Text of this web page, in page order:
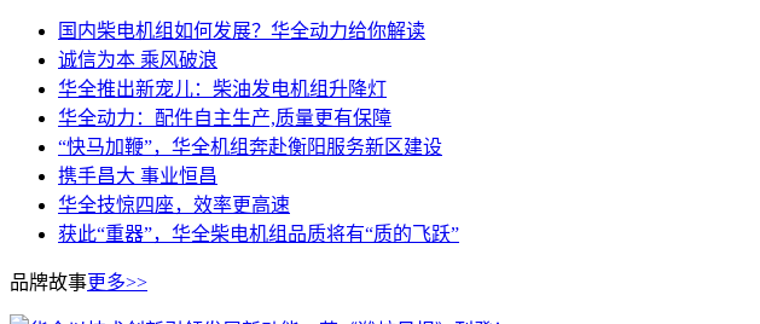
国内柴电机组如何发展？华全动力给你解读
诚信为本 乘风破浪
华全推出新宠儿：柴油发电机组升降灯
华全动力：配件自主生产,质量更有保障
“快马加鞭”，华全机组奔赴衡阳服务新区建设
携手昌大 事业恒昌
华全技惊四座，效率更高速
获此“重器”，华全柴电机组品质将有“质的飞跃”
品牌故事更多>>